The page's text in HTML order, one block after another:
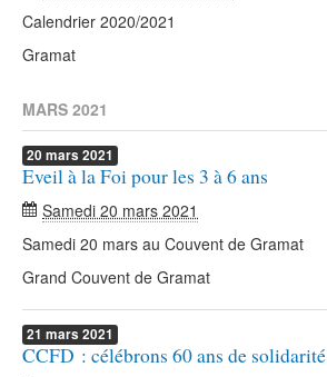
Calendrier 2020/2021
Gramat
MARS 2021
20 mars 2021
Eveil à la Foi pour les 3 à 6 ans
Samedi 20 mars 2021
Samedi 20 mars au Couvent de Gramat
Grand Couvent de Gramat
21 mars 2021
CCFD : célébrons 60 ans de solidarité